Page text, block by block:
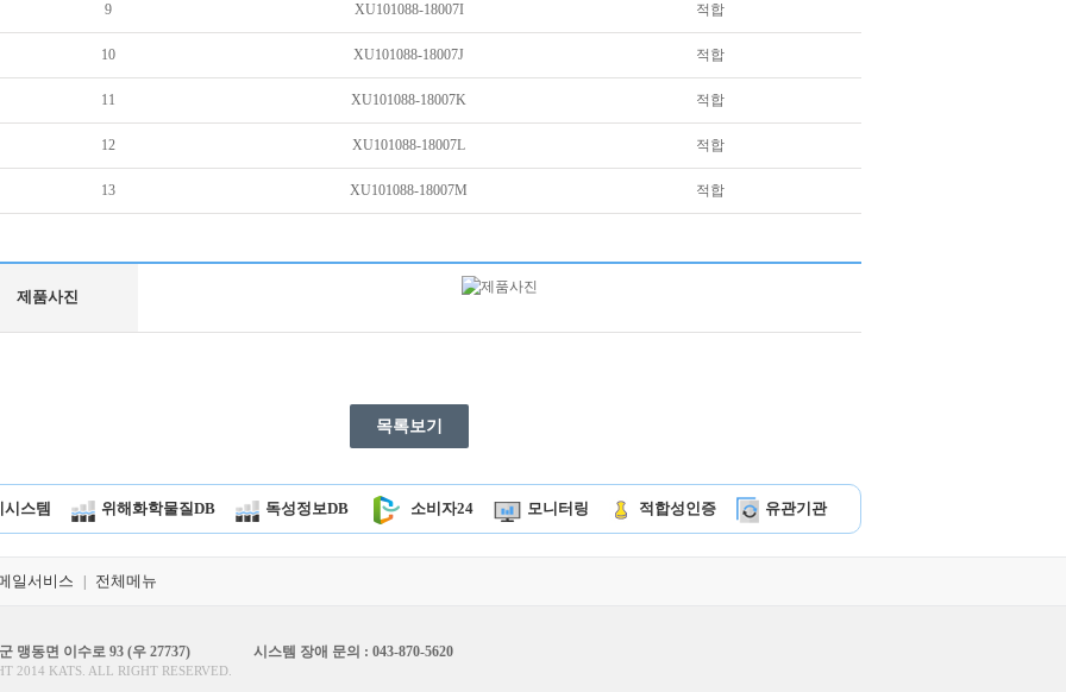
9 XU101088-18007I 적합
10 XU101088-18007J 적합
11 XU101088-18007K 적합
12 XU101088-18007L 적합
13 XU101088-18007M 적합
제품사진
목록보기
스템 위해화학물질DB 독성정보DB 소비자24 모니터링 적합성인증 유관기관
일서비스 전체메뉴
맹동면 이수로 93 (우 27737) 시스템 장애 문의 : 043-870-5620
2014 KATS. ALL RIGHT RESERVED.